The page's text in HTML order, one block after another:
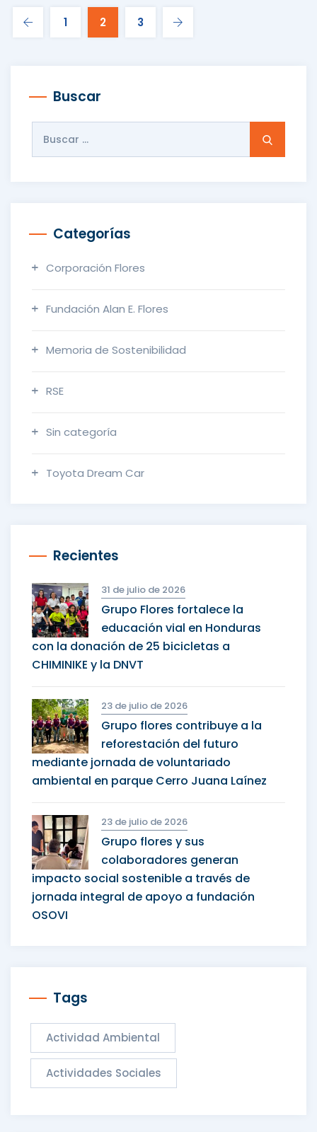
1 2 3
Buscar
Categorías
Corporación Flores
Fundación Alan E. Flores
Memoria de Sostenibilidad
RSE
Sin categoría
Toyota Dream Car
Recientes
31 de julio de 2026
Grupo Flores fortalece la
educación vial en Honduras
con la donación de 25 bicicletas a
CHIMINIKE y la DNVT
23 de julio de 2026
Grupo flores contribuye a la
reforestación del futuro
mediante jornada de voluntariado
ambiental en parque Cerro Juana Laínez
23 de julio de 2026
Grupo flores y sus
colaboradores generan
impacto social sostenible a través de
jornada integral de apoyo a fundación
OSOVI
Tags
Actividad Ambiental
Actividades Sociales